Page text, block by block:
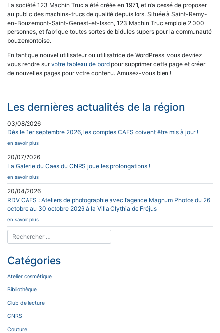
La société 123 Machin Truc a été créée en 1971, et n’a cessé de proposer
au public des machins-trucs de qualité depuis lors. Située à Saint-Remy-
en-Bouzemont-Saint-Genest-et-Isson, 123 Machin Truc emploie 2 000
personnes, et fabrique toutes sortes de bidules supers pour la communauté
bouzemontoise.
En tant que nouvel utilisateur ou utilisatrice de WordPress, vous devriez
vous rendre survotre tableau de bord pour supprimer cette page et créer
de nouvelles pages pour votre contenu. Amusez-vous bien !
Les dernières actualités de la région
03/08/2026
Dès le 1er septembre 2026, les comptes CAES doivent être mis à jour !
en savoir plus
20/07/2026
La Galerie du Caes du CNRS joue les prolongations !
en savoir plus
20/04/2026
RDV CAES : Ateliers de photographie avec l’agence Magnum Photos du 26
octobre au 30 octobre 2026 à la Villa Clythia de Fréjus
en savoir plus
Catégories
Atelier cosmétique
Bibliothèque
Club de lecture
CNRS
Couture